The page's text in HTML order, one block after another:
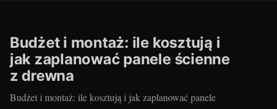
Budżet i montaż: ile kosztują i
jak zaplanować panele ścienne
z drewna
Budżet i montaż: ile kosztują i jak zaplanować panele